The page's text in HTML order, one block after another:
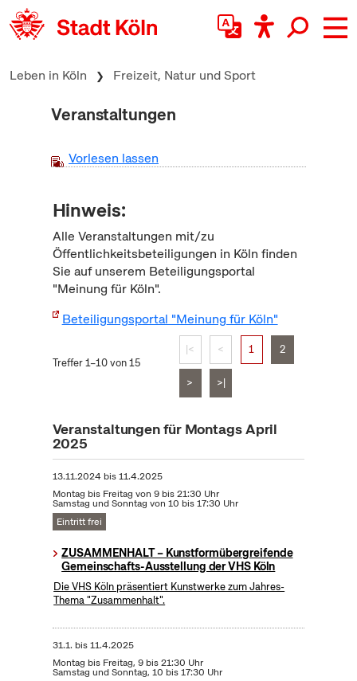
zum Inhalt springen
Leben in Köln Freizeit, Natur und Sport
Veranstaltungen
Vorlesen lassen
Hinweis:
Alle Veranstaltungen mit/zu
Öffentlichkeitsbeteiligungen in Köln finden
Sie auf unserem Beteiligungsportal
"Meinung für Köln".
Beteiligungsportal "Meinung für Köln"
Treffer 1–10 von 15
|< < 1 2
> >|
Veranstaltungen für Montags April
2025
13.11.2024 bis11.4.2025
Montag bis Freitag von 9 bis 21:30 Uhr
Samstag und Sonntag von 10 bis 17:30 Uhr
Eintritt frei
ZUSAMMENHALT – Kunstformübergreifende
Gemeinschafts-Ausstellung der VHS Köln
Die VHS Köln präsentiert Kunstwerke zum Jahres-
Thema "Zusammenhalt".
31.1. bis11.4.2025
Montag bis Freitag, 9 bis 21:30 Uhr
Samstag und Sonntag, 10 bis 17:30 Uhr